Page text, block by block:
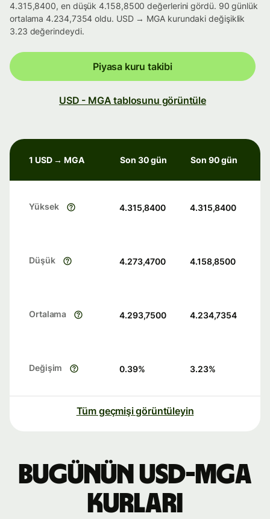
4.315,8400, en düşük 4.158,8500 değerlerini gördü. 90 günlük
ortalama 4.234,7354 oldu. USD → MGA kurundaki değişiklik
3.23 değerindeydi.
Piyasa kuru takibi
USD - MGA tablosunu görüntüle
1 USD → MGA Son 30 gün Son 90 gün
Yüksek 4.315,8400 4.315,8400
Düşük 4.273,4700 4.158,8500
Ortalama 4.293,7500 4.234,7354
Değişim 0.39% 3.23%
Tüm geçmişi görüntüleyin
Bugünün USD-MGA
kurları